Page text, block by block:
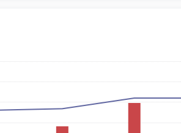
董事，博士学历。历任复旦大学经济学院副教授、教
学历：博士 任职日期：2023-12-08